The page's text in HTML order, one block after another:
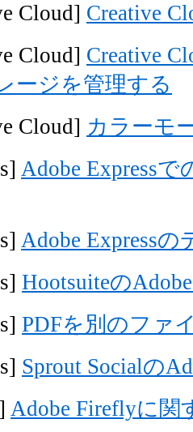
Cloud] Creative
Cloud] Creative
ージを管理する
Cloud] カラーモ
Adobe Express
Adobe Express
Hootsuiteの
PDFを別のファ
Sprout Socialの
Adobe Fireflyに関